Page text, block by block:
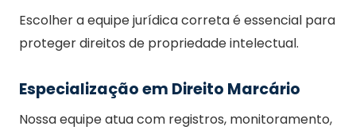
Escolher a equipe jurídica correta é essencial para
proteger direitos de propriedade intelectual.
Especialização em Direito Marcário
Nossa equipe atua com registros, monitoramento,